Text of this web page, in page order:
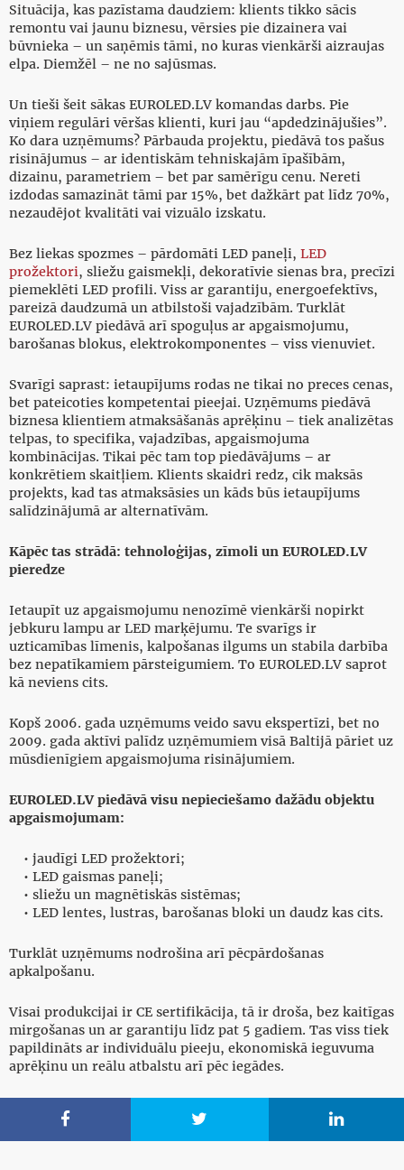
Situācija, kas pazīstama daudziem: klients tikko sācis
remontu vai jaunu biznesu, vērsies pie dizainera vai
būvnieka – un saņēmis tāmi, no kuras vienkārši aizraujas
elpa. Diemžēl – ne no sajūsmas.
Un tieši šeit sākas EUROLED.LV komandas darbs. Pie
viņiem regulāri vēršas klienti, kuri jau “apdedzinājušies”.
Ko dara uzņēmums? Pārbauda projektu, piedāvā tos pašus
risinājumus – ar identiskām tehniskajām īpašībām,
dizainu, parametriem – bet par samērīgu cenu. Nereti
izdodas samazināt tāmi par 15%, bet dažkārt pat līdz 70%,
nezaudējot kvalitāti vai vizuālo izskatu.
Bez liekas spozmes – pārdomāti LED paneļi, LED
prožektori, sliežu gaismekļi, dekoratīvie sienas bra, precīzi
piemeklēti LED profili. Viss ar garantiju, energoefektīvs,
pareizā daudzumā un atbilstoši vajadzībām. Turklāt
EUROLED.LV piedāvā arī spoguļus ar apgaismojumu,
barošanas blokus, elektrokomponentes – viss vienuviet.
Svarīgi saprast: ietaupījums rodas ne tikai no preces cenas,
bet pateicoties kompetentai pieejai. Uzņēmums piedāvā
biznesa klientiem atmaksāšanās aprēķinu – tiek analizētas
telpas, to specifika, vajadzības, apgaismojuma
kombinācijas. Tikai pēc tam top piedāvājums – ar
konkrētiem skaitļiem. Klients skaidri redz, cik maksās
projekts, kad tas atmaksāsies un kāds būs ietaupījums
salīdzinājumā ar alternatīvām.
Kāpēc tas strādā: tehnoloģijas, zīmoli un EUROLED.LV
pieredze
Ietaupīt uz apgaismojumu nenozīmē vienkārši nopirkt
jebkuru lampu ar LED marķējumu. Te svarīgs ir
uzticamības līmenis, kalpošanas ilgums un stabila darbība
bez nepatīkamiem pārsteigumiem. To EUROLED.LV saprot
kā neviens cits.
Kopš 2006. gada uzņēmums veido savu ekspertīzi, bet no
2009. gada aktīvi palīdz uzņēmumiem visā Baltijā pāriet uz
mūsdienīgiem apgaismojuma risinājumiem.
EUROLED.LV piedāvā visu nepieciešamo dažādu objektu
apgaismojumam:
• jaudīgi LED prožektori;
• LED gaismas paneļi;
• sliežu un magnētiskās sistēmas;
• LED lentes, lustras, barošanas bloki un daudz kas cits.
Turklāt uzņēmums nodrošina arī pēcpārdošanas
apkalpošanu.
Visai produkcijai ir CE sertifikācija, tā ir droša, bez kaitīgas
mirgošanas un ar garantiju līdz pat 5 gadiem. Tas viss tiek
papildināts ar individuālu pieeju, ekonomiskā ieguvuma
aprēķinu un reālu atbalstu arī pēc iegādes.
  